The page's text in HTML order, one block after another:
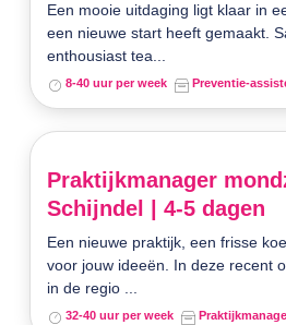
Een mooie uitdaging ligt klaar in
een nieuwe start heeft gemaakt.
enthousiast tea...
8-40 uur per week Preventie-
Praktijkmanager
Schijndel | 4-5 dagen
Een nieuwe praktijk, een frisse
voor jouw ideeën. In deze recent
in de regio ...
32-40 uur per week